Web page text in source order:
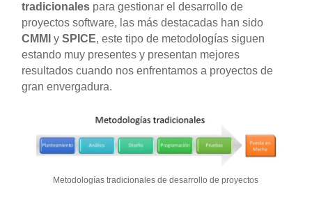
tradicionales para gestionar el desarrollo de
proyectos software, las más destacadas han sido
CMMI ySPICE, este tipo de metodologías siguen
estando muy presentes y presentan mejores
resultados cuando nos enfrentamos a proyectos de
gran envergadura.
Metodologías tradicionales de desarrollo de proyectos